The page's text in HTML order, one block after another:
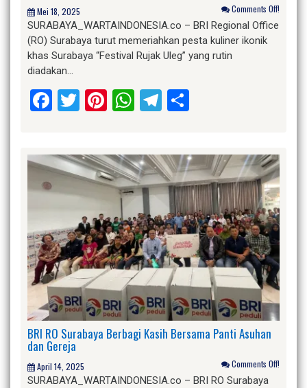
Mei 18, 2025 Comments Off!
SURABAYA_WARTAINDONESIA.co – BRI Regional Office
(RO) Surabaya turut memeriahkan pesta kuliner ikonik
khas Surabaya “Festival Rujak Uleg” yang rutin
diadakan…
Facebook
Twitter
Pinterest
WhatsApp
Telegram
BRI RO Surabaya Berbagi Kasih Bersama Panti Asuhan
dan Gereja
April 14, 2025 Comments Off!
SURABAYA_WARTAINDONESIA.co – BRI RO Surabaya